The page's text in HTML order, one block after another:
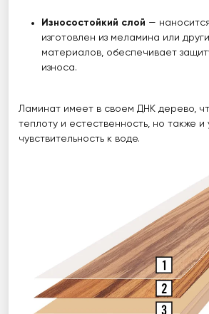
Износостойкий слой —
изготовлен из меламина или
материалов, обеспечивает
износа.
Ламинат имеет в своем ДНК дерево,
теплоту и естественность, но также и
чувствительность к воде.